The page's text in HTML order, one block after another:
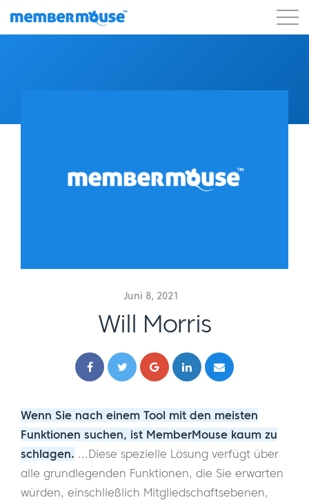
Juni 8, 2021
Will Morris
Wenn Sie nach einem Tool mit den meisten
Funktionen suchen, ist MemberMouse kaum zu
schlagen. ...Diese spezielle Lösung verfügt über
alle grundlegenden Funktionen, die Sie erwarten
würden, einschließlich Mitgliedschaftsebenen,